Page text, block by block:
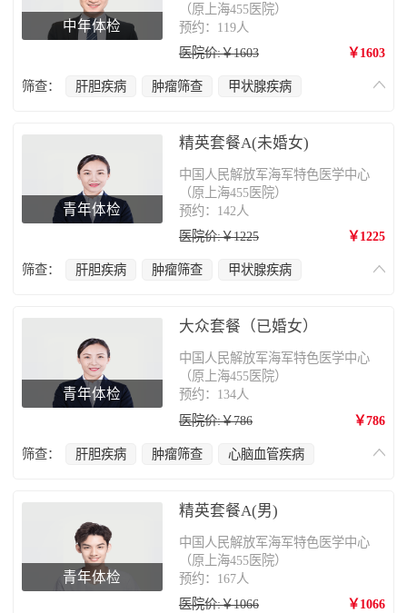
中年体检
（原上海455医院）
预约：119人
医院价:￥1603
￥1603
筛查： 肝胆疾病 肿瘤筛查
甲状腺疾病
青年体检
精英套餐A(未婚女)
中国人民解放军海军特色医学中心
（原上海455医院）
预约：142人
医院价:￥1225
￥1225
筛查： 肝胆疾病 肿瘤筛查
甲状腺疾病
青年体检
大众套餐（已婚女）
中国人民解放军海军特色医学中心
（原上海455医院）
预约：134人
医院价:￥786
￥786
筛查： 肝胆疾病 肿瘤筛查
心脑血管疾病
青年体检
精英套餐A(男)
中国人民解放军海军特色医学中心
（原上海455医院）
预约：167人
医院价:￥1066
￥1066